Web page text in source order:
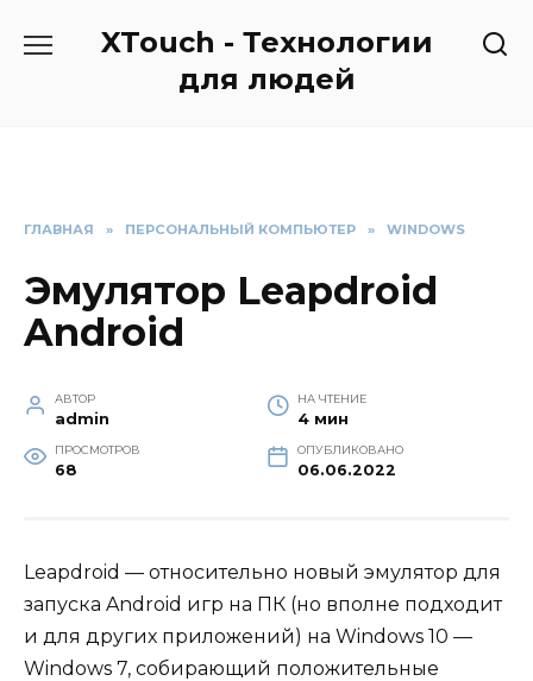
XTouch - Технологии
для людей
ГЛАВНАЯ » ПЕРСОНАЛЬНЫЙ КОМПЬЮТЕР » WINDOWS
Эмулятор Leapdroid
Android
АВТОР
admin
НА ЧТЕНИЕ
4 мин
ПРОСМОТРОВ
68
ОПУБЛИКОВАНО
06.06.2022
Leapdroid — относительно новый эмулятор для
запуска Android игр на ПК (но вполне подходит
и для других приложений) на Windows 10 —
Windows 7, собирающий положительные